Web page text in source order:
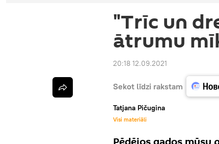
"Trīc un
ātrumu
20:18 12.09.2021
Sekot līdzi rakstam
Tatjana Pičugina
Visi materiāli